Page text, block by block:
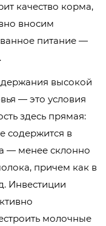
качество корма,
вносим
питание —
высокой
— это условия
здесь прямая:
содержится в
— менее склонно
причем как в
Инвестиции
молочные